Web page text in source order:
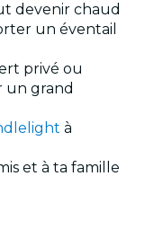
devenir chaud
un éventail
privé ou
un grand
à
et à ta famille